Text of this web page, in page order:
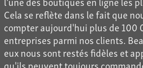
Cela se reflète dans le fait que
compter aujourd'hui plus de 100
entreprises parmi nos clients.
eux nous sont restés fidèles et